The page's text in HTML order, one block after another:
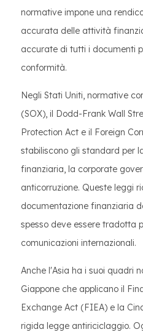
normative impone una
accurata delle attività
accurate di tutti i documenti
conformità.
Negli Stati Uniti, normative
(SOX), il Dodd-Frank Wall
Protection Act e il Foreign
stabiliscono gli standard per
finanziaria, la corporate
anticorruzione. Queste leggi
documentazione finanziaria
spesso deve essere tradotta
comunicazioni internazionali.
Anche l'Asia ha i suoi quadri
Giappone che applicano il
Exchange Act (FIEA) e la
rigida legge antiriciclaggio.